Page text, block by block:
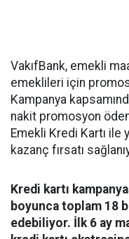
VakıfBank, emekli
emeklileri için
Kampanya
nakit promosyon
Emekli Kredi Kartı ile
kazanç fırsatı
Kredi kartı
boyunca toplam 18
edebiliyor. İlk 6 ay